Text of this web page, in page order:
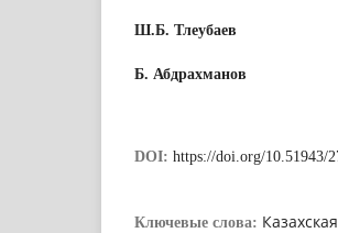
Ш.Б. Тлеубаев
Б. Абдрахманов
DOI: https://doi.org/10.51943/
Ключевые слова: